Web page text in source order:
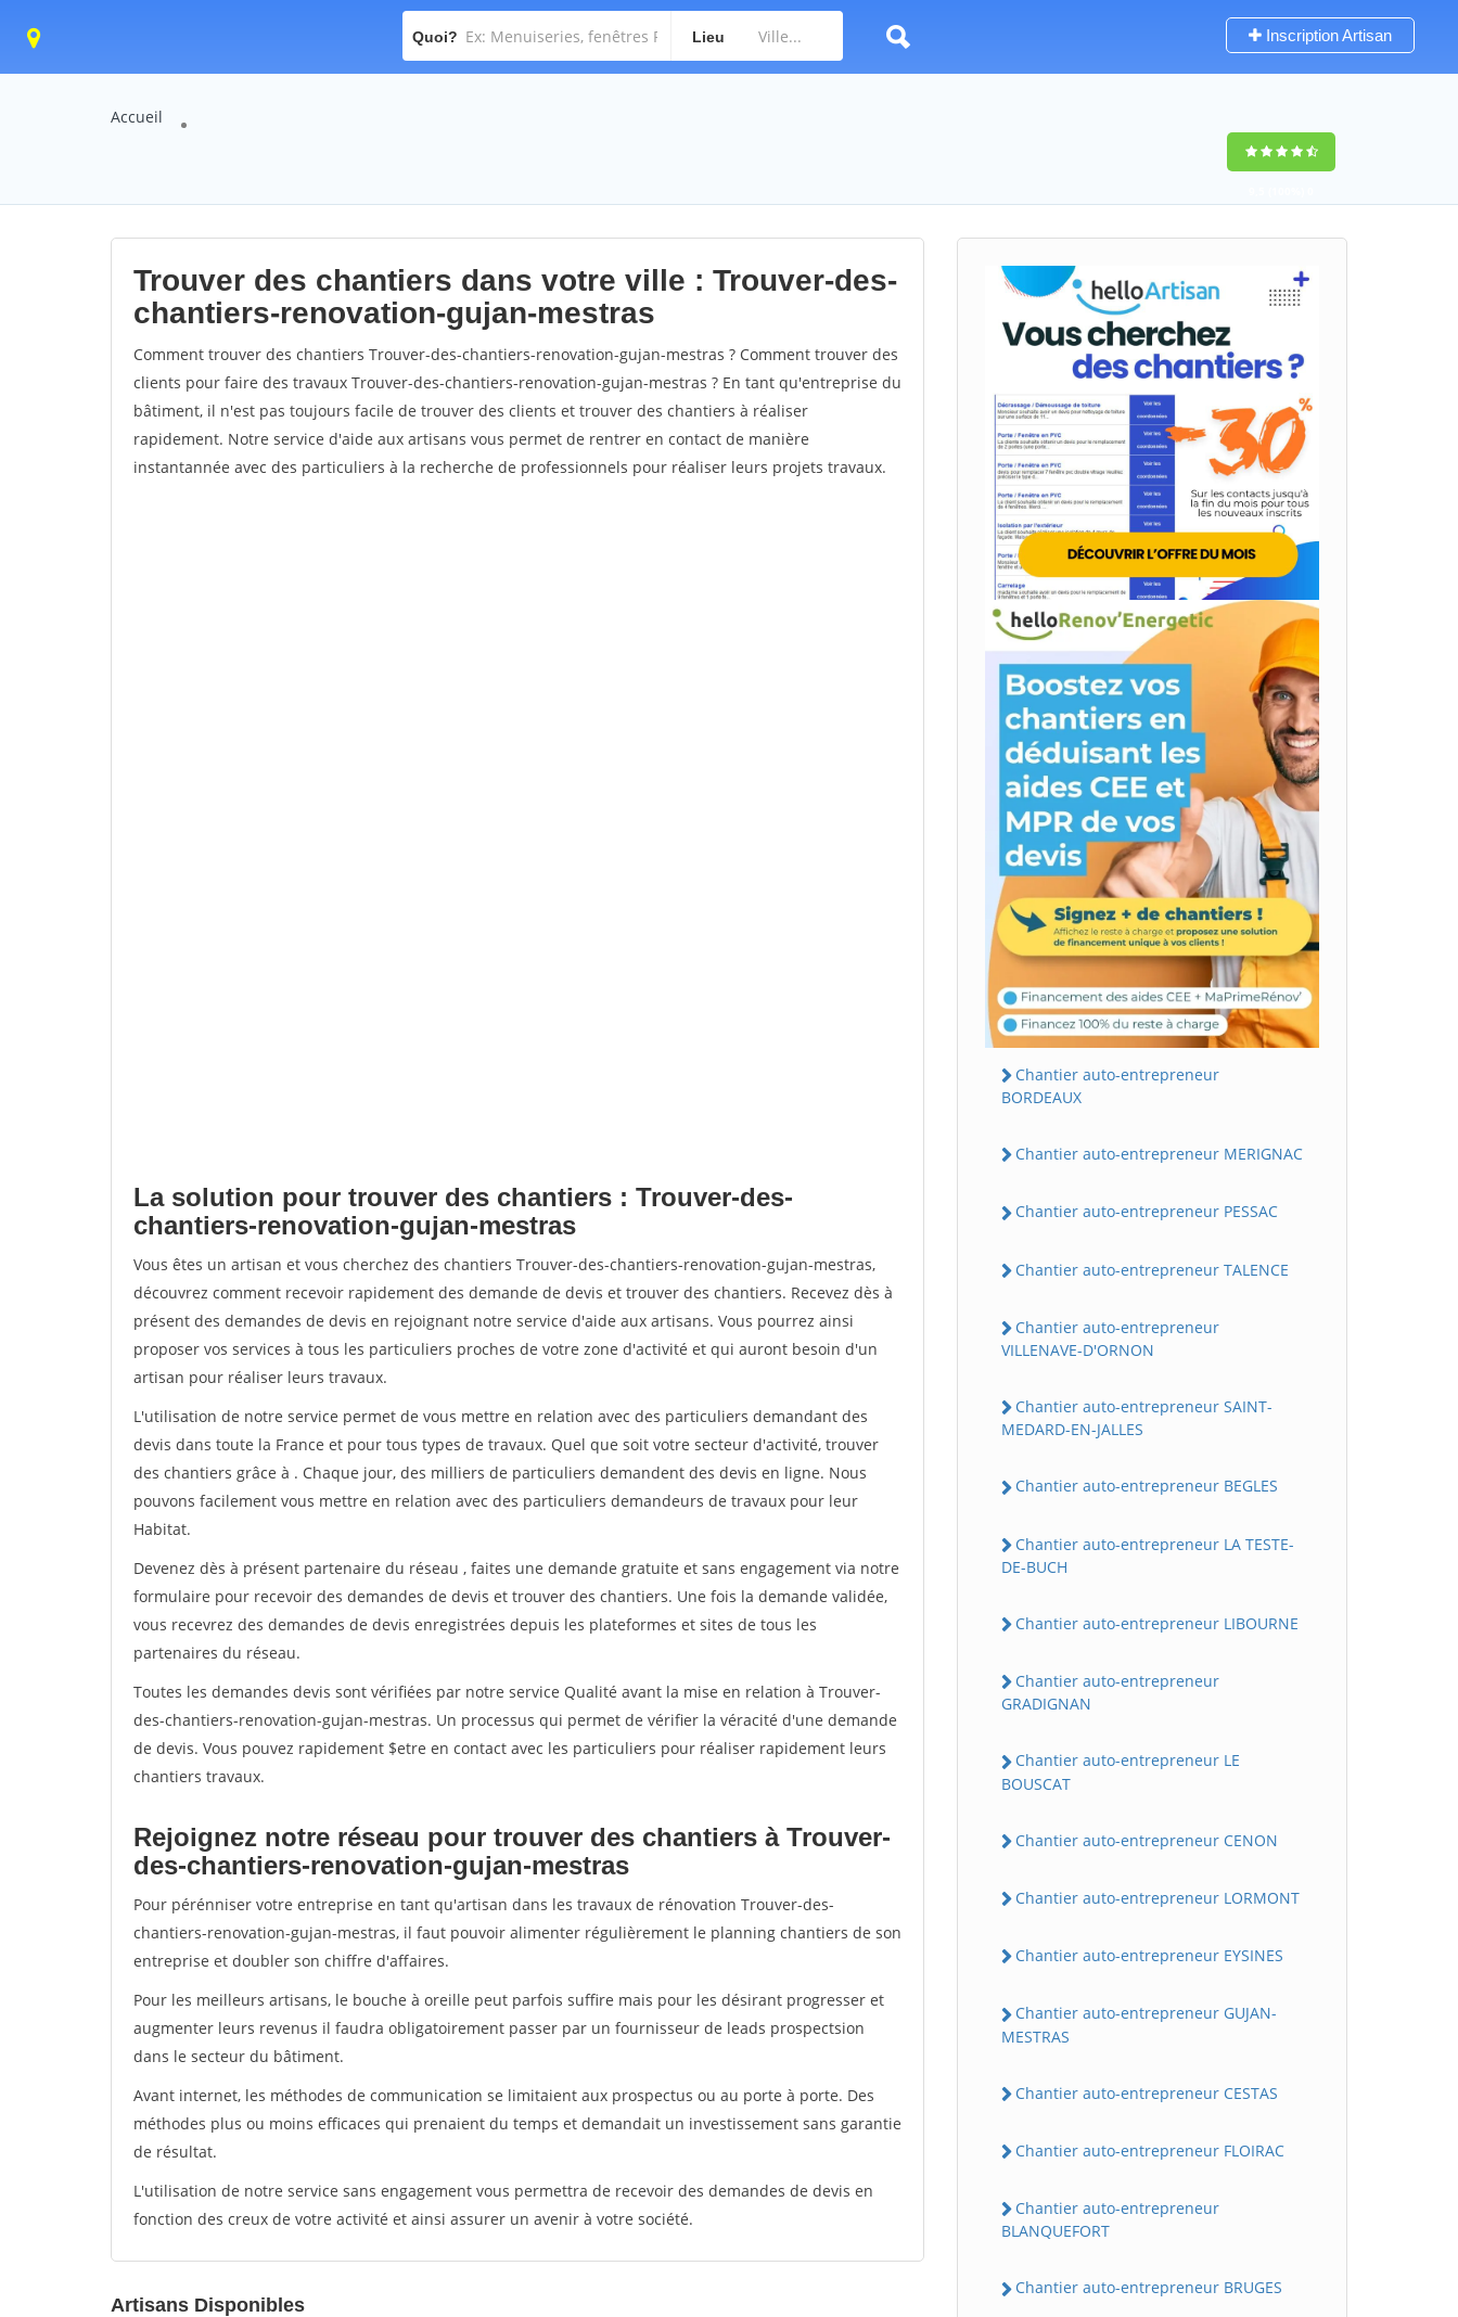
Quoi? Lieu Inscription Artisan
Accueil
Trouver des chantiers dans votre ville : Trouver-des-
chantiers-renovation-gujan-mestras
Comment trouver des chantiers Trouver-des-chantiers-renovation-gujan-mestras ? Comment trouver des
clients pour faire des travaux Trouver-des-chantiers-renovation-gujan-mestras ? En tant qu'entreprise du
bâtiment, il n'est pas toujours facile de trouver des clients et trouver des chantiers à réaliser
rapidement. Notre service d'aide aux artisans vous permet de rentrer en contact de manière
instantannée avec des particuliers à la recherche de professionnels pour réaliser leurs projets travaux.
La solution pour trouver des chantiers : Trouver-des-
chantiers-renovation-gujan-mestras
Vous êtes un artisan et vous cherchez des chantiers Trouver-des-chantiers-renovation-gujan-mestras,
découvrez comment recevoir rapidement des demande de devis et trouver des chantiers. Recevez dès à
présent des demandes de devis en rejoignant notre service d'aide aux artisans. Vous pourrez ainsi
proposer vos services à tous les particuliers proches de votre zone d'activité et qui auront besoin d'un
artisan pour réaliser leurs travaux.
L'utilisation de notre service permet de vous mettre en relation avec des particuliers demandant des
devis dans toute la France et pour tous types de travaux. Quel que soit votre secteur d'activité, trouver
des chantiers grâce à . Chaque jour, des milliers de particuliers demandent des devis en ligne. Nous
pouvons facilement vous mettre en relation avec des particuliers demandeurs de travaux pour leur
Habitat.
Devenez dès à présent partenaire du réseau , faites une demande gratuite et sans engagement via notre
formulaire pour recevoir des demandes de devis et trouver des chantiers. Une fois la demande validée,
vous recevrez des demandes de devis enregistrées depuis les plateformes et sites de tous les
partenaires du réseau.
Toutes les demandes devis sont vérifiées par notre service Qualité avant la mise en relation à Trouver-
des-chantiers-renovation-gujan-mestras. Un processus qui permet de vérifier la véracité d'une demande
de devis. Vous pouvez rapidement $etre en contact avec les particuliers pour réaliser rapidement leurs
chantiers travaux.
Rejoignez notre réseau pour trouver des chantiers à Trouver-
des-chantiers-renovation-gujan-mestras
Pour pérénniser votre entreprise en tant qu'artisan dans les travaux de rénovation Trouver-des-
chantiers-renovation-gujan-mestras, il faut pouvoir alimenter régulièrement le planning chantiers de son
entreprise et doubler son chiffre d'affaires.
Pour les meilleurs artisans, le bouche à oreille peut parfois suffire mais pour les désirant progresser et
augmenter leurs revenus il faudra obligatoirement passer par un fournisseur de leads prospectsion
dans le secteur du bâtiment.
Avant internet, les méthodes de communication se limitaient aux prospectus ou au porte à porte. Des
méthodes plus ou moins efficaces qui prenaient du temps et demandait un investissement sans garantie
de résultat.
L'utilisation de notre service sans engagement vous permettra de recevoir des demandes de devis en
fonction des creux de votre activité et ainsi assurer un avenir à votre société.
Artisans Disponibles
Chantier auto-entrepreneur
BORDEAUX
Chantier auto-entrepreneur MERIGNAC
Chantier auto-entrepreneur PESSAC
Chantier auto-entrepreneur TALENCE
Chantier auto-entrepreneur
VILLENAVE-D'ORNON
Chantier auto-entrepreneur SAINT-
MEDARD-EN-JALLES
Chantier auto-entrepreneur BEGLES
Chantier auto-entrepreneur LA TESTE-
DE-BUCH
Chantier auto-entrepreneur LIBOURNE
Chantier auto-entrepreneur
GRADIGNAN
Chantier auto-entrepreneur LE
BOUSCAT
Chantier auto-entrepreneur CENON
Chantier auto-entrepreneur LORMONT
Chantier auto-entrepreneur EYSINES
Chantier auto-entrepreneur GUJAN-
MESTRAS
Chantier auto-entrepreneur CESTAS
Chantier auto-entrepreneur FLOIRAC
Chantier auto-entrepreneur
BLANQUEFORT
Chantier auto-entrepreneur BRUGES